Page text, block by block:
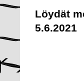
Löydät
5.6.2021